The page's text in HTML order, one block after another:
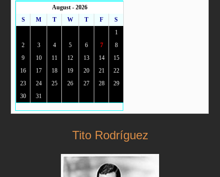
August - 2026
S
M T W T F
S
1
2
3 4 5 6 7
8
9
10 11 12 13 14
15
16
17 18 19 20 21
22
23
24 25 26 27 28
29
30
31
Tito Rodríguez